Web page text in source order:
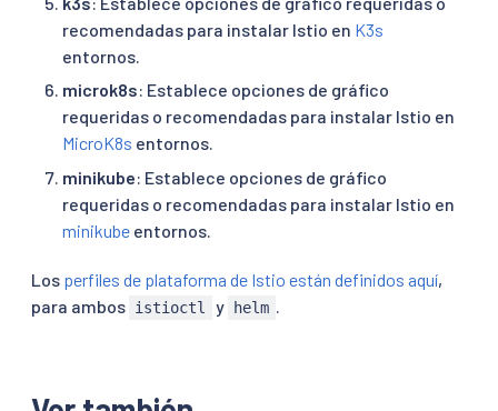
recomendadas para instalar Istio en K3s
entornos.
microk8s: Establece opciones de gráfico
requeridas o recomendadas para instalar Istio en
MicroK8s entornos.
minikube: Establece opciones de gráfico
requeridas o recomendadas para instalar Istio en
minikube entornos.
Los perfiles de plataforma de Istio están definidos aquí,
para ambos istioctl y helm .